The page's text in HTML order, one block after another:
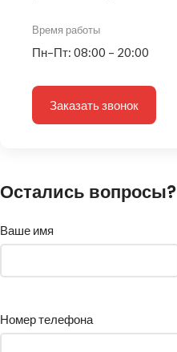
Время работы
Пн–Пт: 08:00 – 20:00
Заказать звонок
Остались вопросы?
Ваше имя
Номер телефона